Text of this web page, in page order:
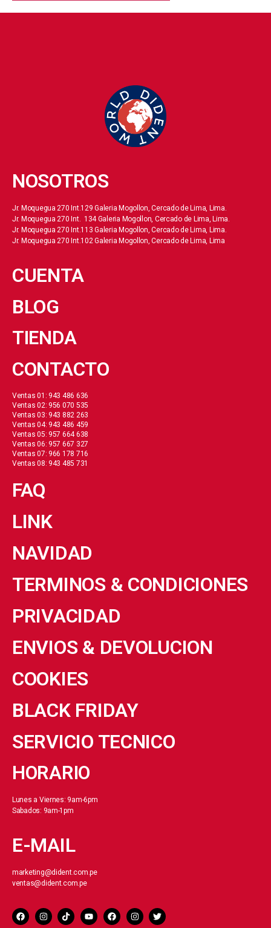
NOSOTROS
Jr. Moquegua 270 Int.129 Galeria Mogollon, Cercado de Lima, Lima.
Jr. Moquegua 270 Int. 134 Galeria Mogollon, Cercado de Lima, Lima.
Jr. Moquegua 270 Int.113 Galeria Mogollon, Cercado de Lima, Lima.
Jr. Moquegua 270 Int.102 Galeria Mogollon, Cercado de Lima, Lima
CUENTA
BLOG
TIENDA
CONTACTO
Ventas 01: 943 486 636
Ventas 02: 956 070 535
Ventas 03: 943 882 263
Ventas 04: 943 486 459
Ventas 05: 957 664 638
Ventas 06: 957 667 327
Ventas 07: 966 178 716
Ventas 08: 943 485 731
FAQ
LINK
NAVIDAD
TERMINOS & CONDICIONES
PRIVACIDAD
ENVIOS & DEVOLUCION
COOKIES
BLACK FRIDAY
SERVICIO TECNICO
HORARIO
Lunes a Viernes: 9am-6pm
Sabados: 9am-1pm
E-MAIL
marketing@dident.com.pe
ventas@dident.com.pe